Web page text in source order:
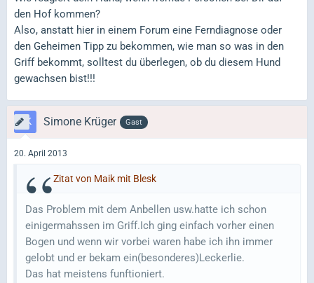
den Hof kommen?
Also, anstatt hier in einem Forum eine Ferndiagnose oder
den Geheimen Tipp zu bekommen, wie man so was in den
Griff bekommt, solltest du überlegen, ob du diesem Hund
gewachsen bist!!!
Simone Krüger Gast
20. April 2013
Zitat von Maik mit Blesk
Das Problem mit dem Anbellen usw.hatte ich schon
einigermahssen im Griff.Ich ging einfach vorher einen
Bogen und wenn wir vorbei waren habe ich ihn immer
gelobt und er bekam ein(besonderes)Leckerlie.
Das hat meistens funftioniert.